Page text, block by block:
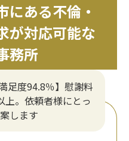
にある不倫・
が対応可能な
務所
足度94.8％】慰謝料
上。依頼者様にとっ
します